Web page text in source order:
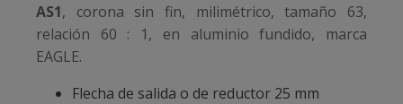
AS1, corona sin fin, milimétrico, tamaño 63,
relación 60 : 1, en aluminio fundido, marca
EAGLE.
Flecha de salida o de reductor 25 mm